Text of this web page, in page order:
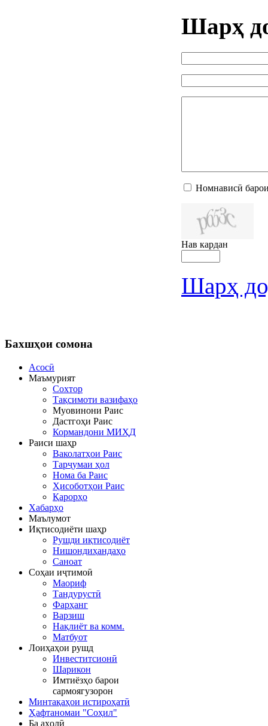
Шарҳ
Номнависӣ
Нав кардан
Шарҳ
Бахшҳои сомона
Асосӣ
Маъмурият
Сохтор
Тақсимоти вазифаҳо
Муовинони Раис
Дастгоҳи Раис
Кормандони МИҲД
Раиси шаҳр
Ваколатҳои Раис
Тарҷумаи ҳол
Нома ба Раис
Ҳисоботҳои Раис
Қарорҳо
Хабарҳо
Маълумот
Иқтисодиёти шаҳр
Рушди иқтисодиёт
Нишондиҳандаҳо
Саноат
Соҳаи иҷтимоӣ
Маориф
Тандурустӣ
Фарҳанг
Варзиш
Нақлиёт ва комм.
Матбуот
Лоиҳаҳои рушд
Инвеститсионӣ
Шарикон
Имтиёзҳо барои
сармоягузорон
Минтақаҳои истироҳатӣ
Ҳафтаномаи "Соҳил"
Ба аҳолӣ